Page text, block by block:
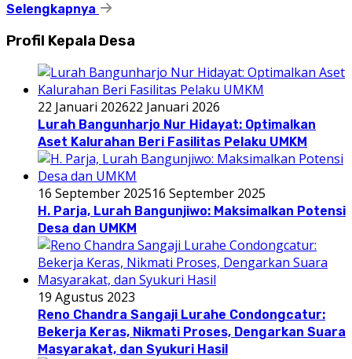
Selengkapnya
Profil Kepala Desa
22 Januari 202622 Januari 2026
Lurah Bangunharjo Nur Hidayat: Optimalkan
Aset Kalurahan Beri Fasilitas Pelaku UMKM
16 September 202516 September 2025
H. Parja, Lurah Bangunjiwo: Maksimalkan Potensi
Desa dan UMKM
19 Agustus 2023
Reno Chandra Sangaji Lurahe Condongcatur:
Bekerja Keras, Nikmati Proses, Dengarkan Suara
Masyarakat, dan Syukuri Hasil